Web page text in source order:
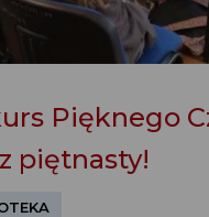
Pięknego
piętnasty!